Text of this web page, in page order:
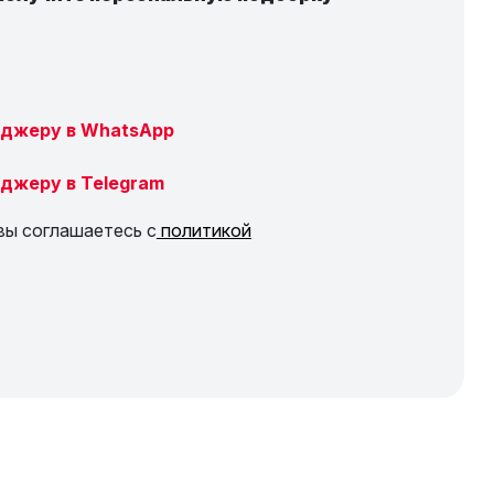
в WhatsApp
в Telegram
соглашаетесь с политикой